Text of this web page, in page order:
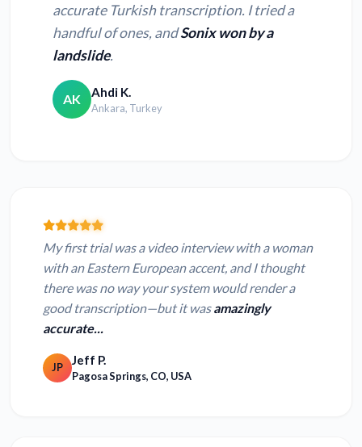
accurate Turkish transcription. I tried a
handful of ones, andSonix won by a
landslide.
AK Ahdi K.
Ankara, Turkey
My first trial was a video interview with a woman
with an Eastern European accent, and I thought
there was no way your system would render a
good transcription—but it wasamazingly
accurate...
JP Jeff P.
Pagosa Springs, CO, USA